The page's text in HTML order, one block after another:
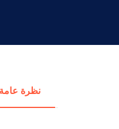
نظرة عامة